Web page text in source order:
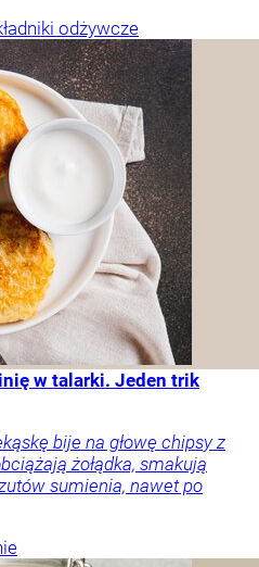
odżywcze
w talarki. Jeden trik
bije na głowę chipsy z
żołądka, smakują
sumienia, nawet po